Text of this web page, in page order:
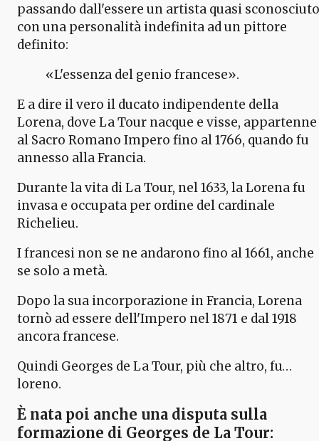
passando dall'essere un artista quasi sconosciuto
con una personalità indefinita ad un pittore
definito:
«L'essenza del genio francese».
E a dire il vero il ducato indipendente della
Lorena, dove La Tour nacque e visse, appartenne
al Sacro Romano Impero fino al 1766, quando fu
annesso alla Francia.
Durante la vita di La Tour, nel 1633, la Lorena fu
invasa e occupata per ordine del cardinale
Richelieu.
I francesi non se ne andarono fino al 1661, anche
se solo a metà.
Dopo la sua incorporazione in Francia, Lorena
tornò ad essere dell'Impero nel 1871 e dal 1918
ancora francese.
Quindi Georges de La Tour, più che altro, fu…
loreno.
È nata poi anche una disputa sulla
formazione di Georges de La Tour: